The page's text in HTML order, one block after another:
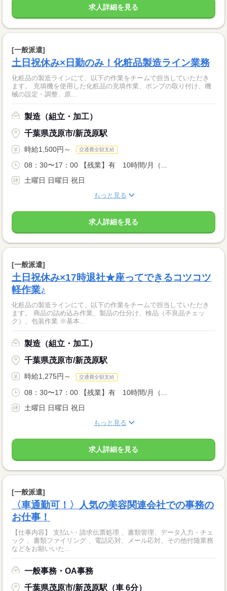
求人詳細を見る
[一般派遣]
土日祝休み×日勤のみ！化粧品製造ライン業務
化粧品の製造ラインにて、以下の作業をチームで担当していただき
ます。 充填機を使用した化粧品の充填作業、ポンプの取り付け、機
械の設定・調整、原...
製造（組立・加工）
千葉県茂原市/新茂原駅
時給1,500円～ 交通費全額支給
08：30〜17：00 【残業】有 10時間/月（...
土曜日 日曜日 祝日
もっと見る
求人詳細を見る
[一般派遣]
土日祝休み×17時退社★座ってできるコツコツ
軽作業♪
化粧品の製造ラインにて、以下の作業をチームで担当していただき
ます。 商品の詰め込み作業、製品の仕分け、検品（不良品チェッ
ク）、包装作業 ※基本...
製造（組立・加工）
千葉県茂原市/新茂原駅
時給1,275円～ 交通費全額支給
08：30〜17：00 【残業】有 10時間/月（...
土曜日 日曜日 祝日
もっと見る
求人詳細を見る
[一般派遣]
〈車通勤可！〉人気の美容関連会社での事務の
お仕事！
【仕事内容】 支払い・請求伝票処理 、書類管理、データ入力・チェ
ック 、書類ファイリング 、電話応対、メール応対、その他付随業務
などをお願いいた...
一般事務・OA事務
千葉県茂原市/新茂原駅（車 6分）